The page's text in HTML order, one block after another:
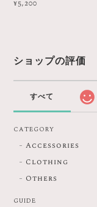
¥5,200
ショップの評価
すべて
CATEGORY
Accessories
Clothing
Others
GUIDE